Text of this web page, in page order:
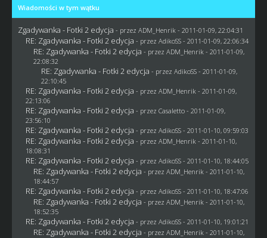
Wiadomości w tym wątku
Zgadywanka - Fotki 2 edycja - przez ADM_Henrik - 2011-01-09, 22:04:31
RE: Zgadywanka - Fotki 2 edycja - przez AdikoSS - 2011-01-09, 22:06:34
RE: Zgadywanka - Fotki 2 edycja - przez ADM_Henrik - 2011-01-09,
22:08:32
RE: Zgadywanka - Fotki 2 edycja - przez AdikoSS - 2011-01-09,
22:10:45
RE: Zgadywanka - Fotki 2 edycja - przez ADM_Henrik - 2011-01-09,
22:13:06
RE: Zgadywanka - Fotki 2 edycja - przez Casaletto- 2011-01-09,
23:56:10
RE: Zgadywanka - Fotki 2 edycja - przez AdikoSS - 2011-01-10, 09:59:03
RE: Zgadywanka - Fotki 2 edycja - przez ADM_Henrik - 2011-01-10,
18:08:31
RE: Zgadywanka - Fotki 2 edycja - przez AdikoSS - 2011-01-10, 18:44:05
RE: Zgadywanka - Fotki 2 edycja - przez ADM_Henrik - 2011-01-10,
18:44:57
RE: Zgadywanka - Fotki 2 edycja - przez AdikoSS - 2011-01-10, 18:47:06
RE: Zgadywanka - Fotki 2 edycja - przez ADM_Henrik - 2011-01-10,
18:52:35
RE: Zgadywanka - Fotki 2 edycja - przez AdikoSS - 2011-01-10, 19:01:21
RE: Zgadywanka - Fotki 2 edycja - przez ADM_Henrik - 2011-01-10,